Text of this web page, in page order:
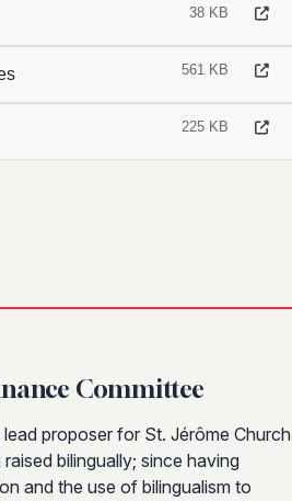
38 KB
561 KB
225 KB
Committee
proposer for St. Jérôme Church
bilingually; since having
and the use of bilingualism to